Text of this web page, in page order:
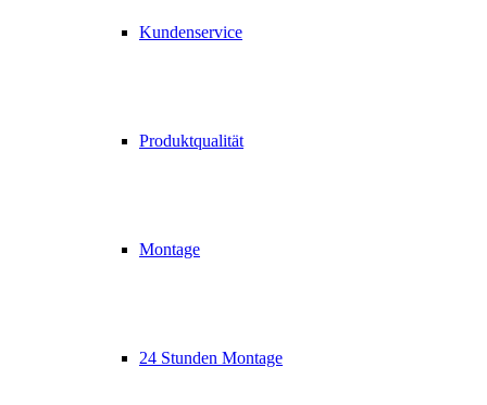
Kundenservice
Produktqualität
Montage
24 Stunden Montage